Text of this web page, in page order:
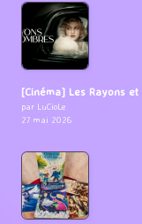
[Cinéma] Les Rayons
par LuCioLe
27 mai 2026